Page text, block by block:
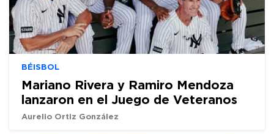
BÉISBOL
Mariano Rivera y Ramiro Mendoza
lanzaron en el Juego de Veteranos
Aurelio Ortiz González